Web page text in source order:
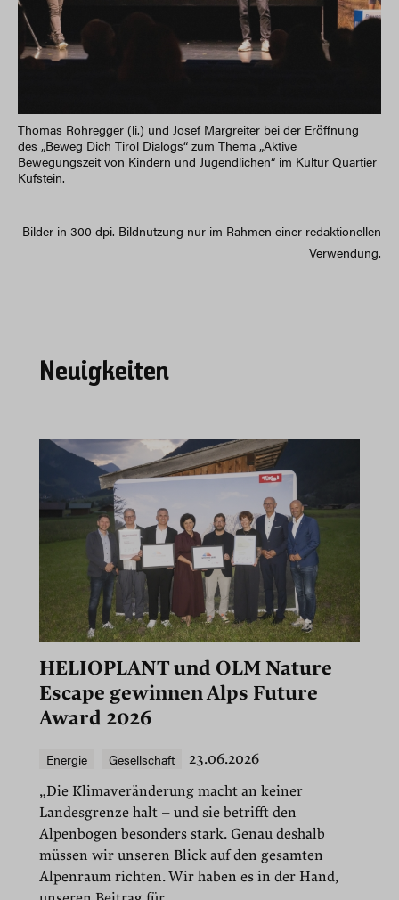
Thomas Rohregger (li.) und Josef Margreiter bei der Eröffnung
des „Beweg Dich Tirol Dialogs“ zum Thema „Aktive
Bewegungszeit von Kindern und Jugendlichen“ im Kultur Quartier
Kufstein.
Bilder in 300 dpi. Bildnutzung nur im Rahmen einer redaktionellen
Verwendung.
Neuigkeiten
HELIOPLANT und OLM Nature
Escape gewinnen Alps Future
Award 2026
Energie Gesellschaft
23.06.2026
„Die Klimaveränderung macht an keiner
Landesgrenze halt – und sie betrifft den
Alpenbogen besonders stark. Genau deshalb
müssen wir unseren Blick auf den gesamten
Alpenraum richten. Wir haben es in der Hand,